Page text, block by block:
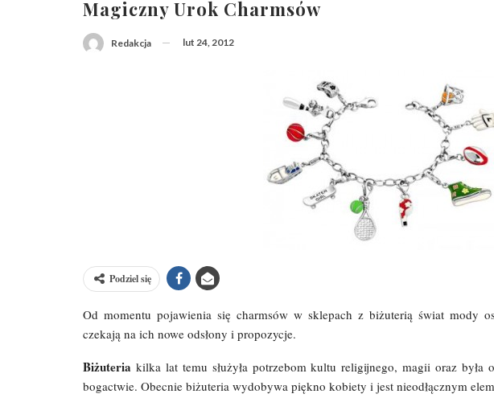
Magiczny Urok Charmsów
Redakcja lut 24, 2012
Podziel się
Od momentu pojawienia się charmsów w sklepach z biżuterią świat mody
czekają na ich nowe odsłony i propozycje.
Biżuteria kilka lat temu służyła potrzebom kultu religijnego, magii oraz była
bogactwie. Obecnie biżuteria wydobywa piękno kobiety i jest nieodłącznym